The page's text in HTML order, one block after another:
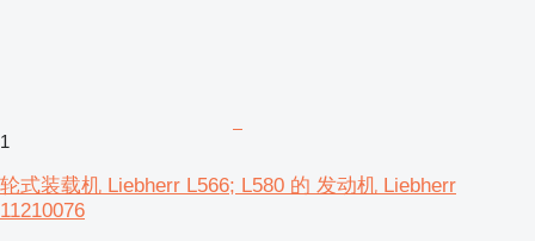
1
轮式装载机 Liebherr L566; L580 的 发动机 Liebherr
11210076